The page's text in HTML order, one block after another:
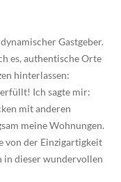
Gastgeber.
es, authentische Orte
hinterlassen:
Ich sagte mir:
mit anderen
meine Wohnungen.
von der Einzigartigkeit
in dieser wundervollen